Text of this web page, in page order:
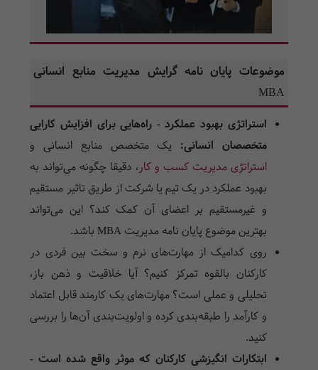
موضوعات پایان نامه گرایش مدیریت منابع انسانی
MBA
استراتژی بهبود عملکرد - راه‌هایی برای افزایش کارایی
متخصصان انسانی: یک متخصص منابع انسانی و
استراتژی مدیریت کسب و کار، دقیقا چگونه می‌تواند به
بهبود عملکرد در یک تیم یا شرکت از طریق تاثیر مستقیم
و غیرمستقیم بر اعضای آن کمک کند؟ این می‌تواند
بهترین موضوع پایان نامه مدیریت MBA باشد.
روی کدامیک از مهارت‌های نرم و سخت بین فردی در
کارکنان بالقوه تمرکز کنیم؟ آیا خلاقیت و ذهن باز،
تحلیلی و عملی است؟ مهارت‌های یک کارمند قابل اعتماد
و کارآمد را طبقه‌بندی کرده و اولویت‌بندی آن‌ها را بررسی
کنید.
ابتکارات انگیزشی کارکنان که موثر واقع شده است -